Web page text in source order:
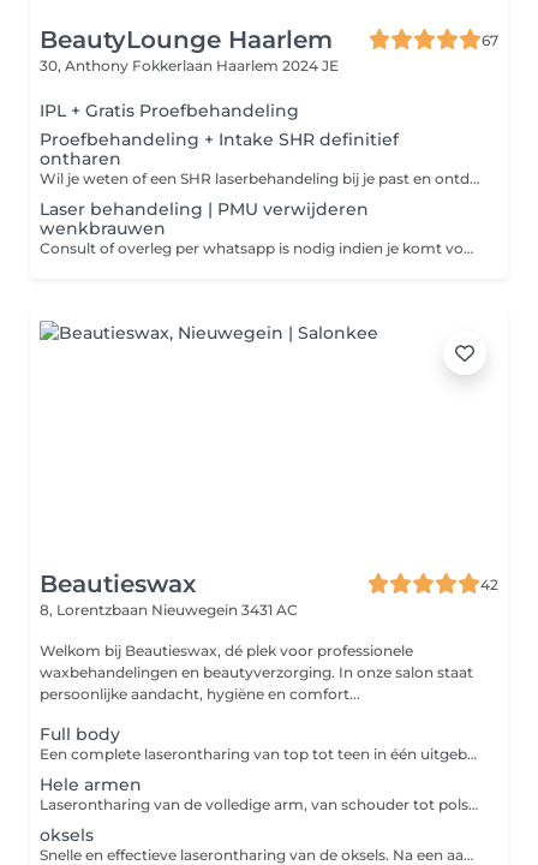
BeautyLounge Haarlem
67
30, Anthony Fokkerlaan Haarlem 2024 JE
IPL + Gratis Proefbehandeling
Proefbehandeling + Intake SHR definitief
ontharen
Wil je weten of een SHR laserbehandeling bij je past en ontdekken dat het inderdaad pijnloos is? Maak dan een afspraak voor een gratis proefbehandeling en stel al je vragen voor meer informatie.
Laser behandeling | PMU verwijderen
wenkbrauwen
Consult of overleg per whatsapp is nodig indien je komt voor de eerste behandeling
Beautieswax
42
8, Lorentzbaan Nieuwegein 3431 AC
Welkom bij Beautieswax, dé plek voor professionele
waxbehandelingen en beautyverzorging. In onze salon staat
persoonlijke aandacht, hygiëne en comfort...
Full body
Een complete laserontharing van top tot teen in één uitgebreide sessie. We behandelen alle gewenste zones - hele armen, hele benen, buik, rug, billen en oksels - met professionele laserapparatuur die de haarwortel gericht uitschakelt. Ideaal voor wie in één keer overal blijvend van ongewenste haargroei af wil, met zichtbaar resultaat na een aantal behandelingen.
Hele armen
Laserontharing van de volledige arm, van schouder tot pols. De laser schakelt de haarwortel gericht uit, waardoor de haargroei na meerdere sessies duidelijk vermindert. Zo geniet je van een gladde huid zonder dagelijks scheren of waxen.
oksels
Snelle en effectieve laserontharing van de oksels. Na een aantal behandelingen merk je een duidelijke afname van de haargroei, voor een fris en glad gevoel zonder irritatie door scheren.